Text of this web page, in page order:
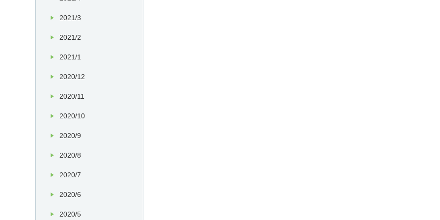
2021/3
2021/2
2021/1
2020/12
2020/11
2020/10
2020/9
2020/8
2020/7
2020/6
2020/5